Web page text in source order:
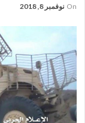
On نوفمبر 8, 2018